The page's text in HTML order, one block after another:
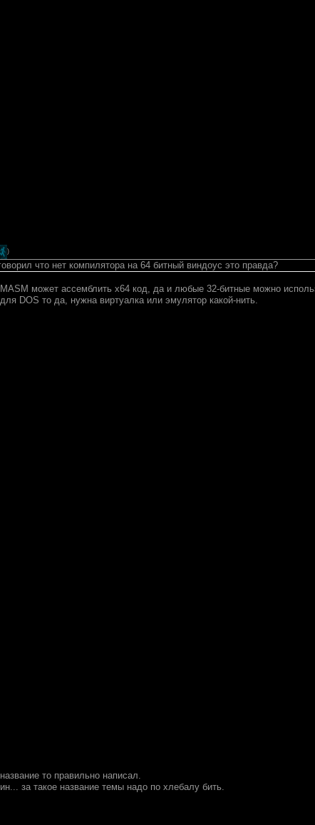
)
что нет компилятора на 64 битный виндоус это правда?
может ассемблить x64 код, да и любые 32-битные можно
DOS то да, нужна виртуалка или эмулятор какой-нить.
то правильно написал.
за такое название темы надо по хлебалу бить.